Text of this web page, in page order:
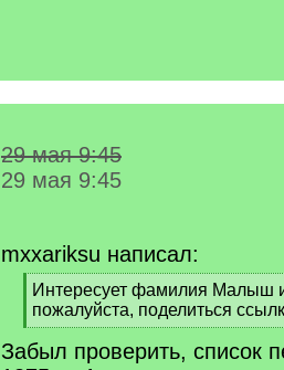
29 мая 9:45
29 мая 9:45
mxxariksu написал:
[
q
]
Интересует фамилия Малыш
пожалуйста, поделиться
[
/
Забыл проверить, список